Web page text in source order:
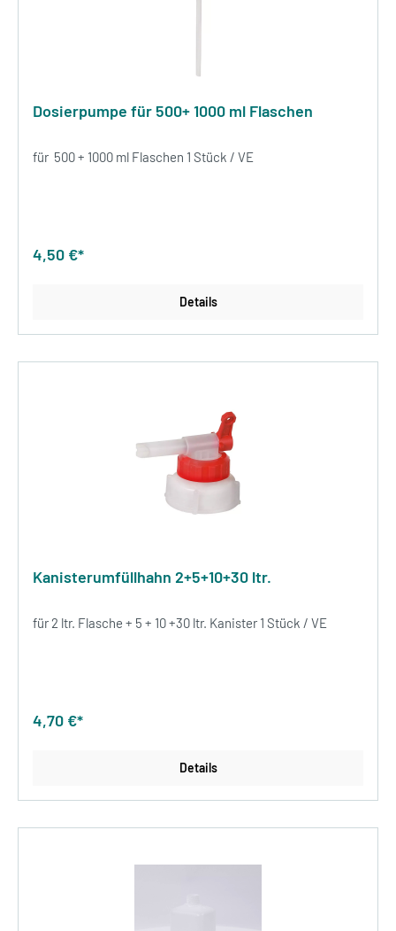
Dosierpumpe für 500+ 1000 ml Flaschen
für 500 + 1000 ml Flaschen 1 Stück / VE
4,50 €*
Details
Kanisterumfüllhahn 2+5+10+30 ltr.
für 2 ltr. Flasche + 5 + 10 +30 ltr. Kanister 1 Stück / VE
4,70 €*
Details